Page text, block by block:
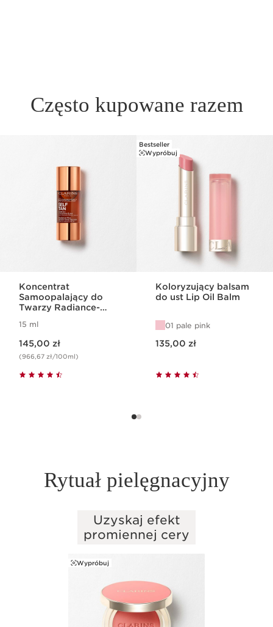
Często kupowane razem
Koncentrat
Samoopalający do
Twarzy Radiance-
Booster
15 ml
145,00 zł
(966,67 zł/100ml)
Bestseller
Wypróbuj
Koloryzujący balsam
do ust Lip Oil Balm
01 pale pink
135,00 zł
Rytuał pielęgnacyjny
PRZEJDŹ DO TREŚCIUzyskaj efekt
promiennej cery
Wypróbuj